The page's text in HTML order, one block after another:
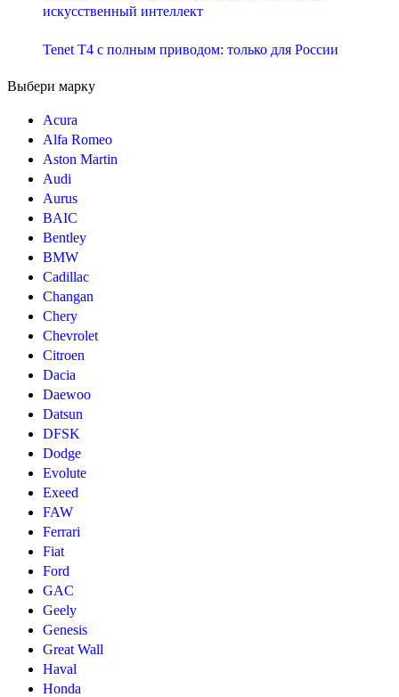
искусственный интеллект
Tenet T4 с полным приводом: только для России
Выбери марку
Acura
Alfa Romeo
Aston Martin
Audi
Aurus
BAIC
Bentley
BMW
Cadillac
Changan
Chery
Chevrolet
Citroen
Dacia
Daewoo
Datsun
DFSK
Dodge
Evolute
Exeed
FAW
Ferrari
Fiat
Ford
GAC
Geely
Genesis
Great Wall
Haval
Honda